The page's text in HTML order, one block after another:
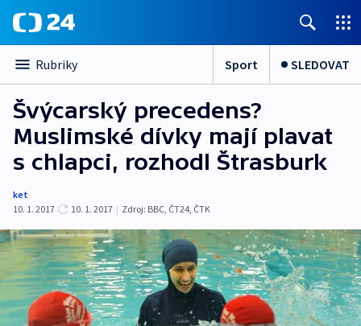
Rubriky Sport SLEDOVAT
Švýcarský precedens?
Muslimské dívky mají plavat
s chlapci, rozhodl Štrasburk
ket
10. 1. 2017
10. 1. 2017 | Zdroj: BBC, ČT24, ČTK